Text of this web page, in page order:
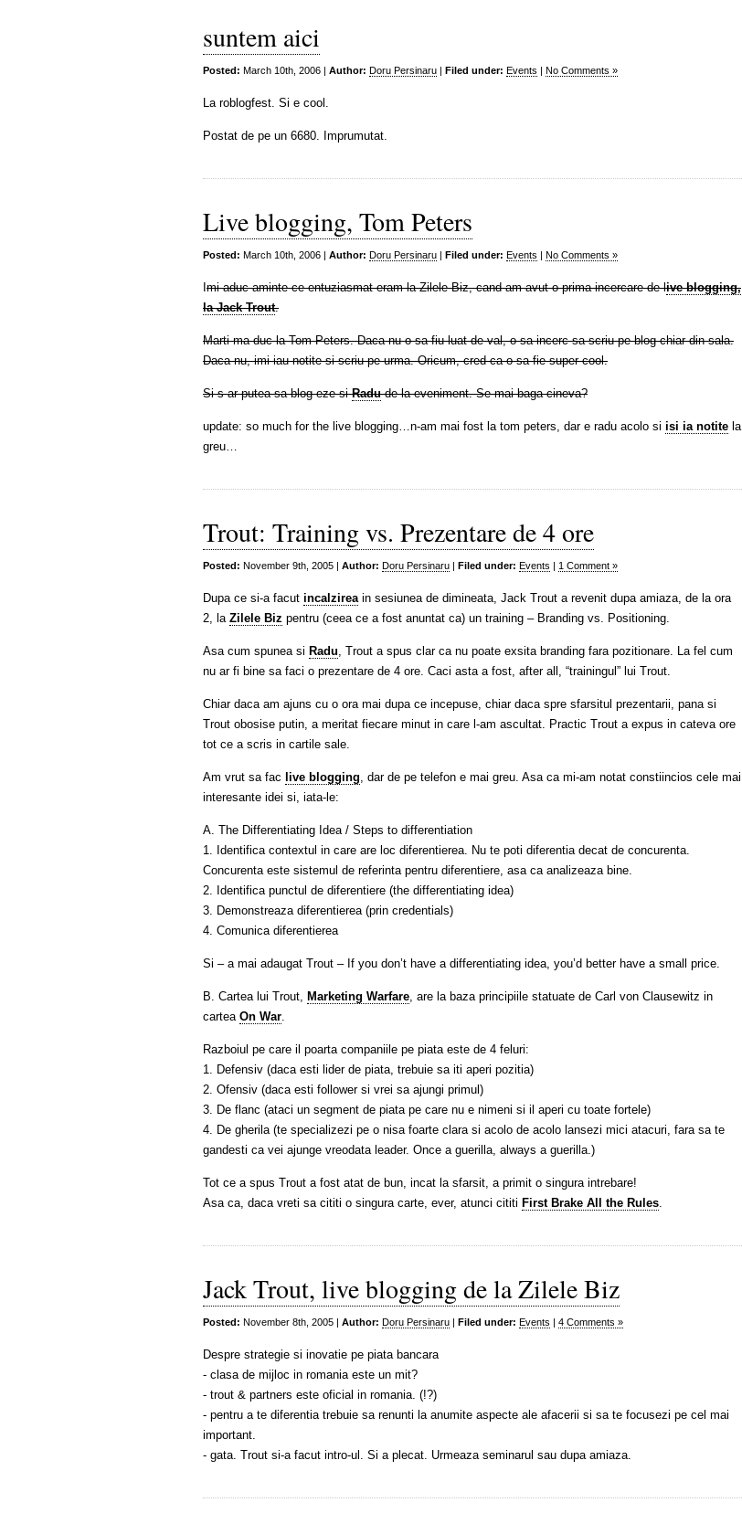
suntem aici
Posted: March 10th, 2006 | Author: Doru Persinaru | Filed under: Events | No Comments »
La roblogfest. Si e cool.
Postat de pe un 6680. Imprumutat.
Live blogging, Tom Peters
Posted: March 10th, 2006 | Author: Doru Persinaru | Filed under: Events | No Comments »
mi aduc aminte ce entuziasmat eram la Zilele Biz, cand am avut o prima incercare de live blogging,
la Jack Trout.
Marti ma duc la Tom Peters. Daca nu o sa fiu luat de val, o sa incerc sa scriu pe blog chiar din sala.
Daca nu, imi iau notite si scriu pe urma. Oricum, cred ca o sa fie super cool.
Si s-ar putea sa blog-eze siRadude la eveniment. Se mai baga cineva?
update: so much for the live blogging…n-am mai fost la tom peters, dar e radu acolo si isi ia notite la
greu…
Trout: Training vs. Prezentare de 4 ore
Posted: November 9th, 2005 | Author: Doru Persinaru | Filed under: Events | 1 Comment »
Dupa ce si-a facut incalzireain sesiunea de dimineata, Jack Trout a revenit dupa amiaza, de la ora
2, la Zilele Biz pentru (ceea ce a fost anuntat ca) un training – Branding vs. Positioning.
Asa cum spunea si Radu, Trout a spus clar ca nu poate exsita branding fara pozitionare. La fel cum
nu ar fi bine sa faci o prezentare de 4 ore. Caci asta a fost, after all, “trainingul” lui Trout.
Chiar daca am ajuns cu o ora mai dupa ce incepuse, chiar daca spre sfarsitul prezentarii, pana si
Trout obosise putin, a meritat fiecare minut in care l-am ascultat. Practic Trout a expus in cateva ore
tot ce a scris in cartile sale.
Am vrut sa fac live blogging, dar de pe telefon e mai greu. Asa ca mi-am notat constiincios cele mai
interesante idei si, iata-le:
A. The Differentiating Idea / Steps to differentiation
1. Identifica contextul in care are loc diferentierea. Nu te poti diferentia decat de concurenta.
Concurenta este sistemul de referinta pentru diferentiere, asa ca analizeaza bine.
2. Identifica punctul de diferentiere (the differentiating idea)
3. Demonstreaza diferentierea (prin credentials)
4. Comunica diferentierea
Si – a mai adaugat Trout – If you don’t have a differentiating idea, you’d better have a small price.
B. Cartea lui Trout, Marketing Warfare, are la baza principiile statuate de Carl von Clausewitz in
cartea On War.
Razboiul pe care il poarta companiile pe piata este de 4 feluri:
1. Defensiv (daca esti lider de piata, trebuie sa iti aperi pozitia)
2. Ofensiv (daca esti follower si vrei sa ajungi primul)
3. De flanc (ataci un segment de piata pe care nu e nimeni si il aperi cu toate fortele)
4. De gherila (te specializezi pe o nisa foarte clara si acolo de acolo lansezi mici atacuri, fara sa te
gandesti ca vei ajunge vreodata leader. Once a guerilla, always a guerilla.)
Tot ce a spus Trout a fost atat de bun, incat la sfarsit, a primit o singura intrebare!
Asa ca, daca vreti sa cititi o singura carte, ever, atunci cititi First Brake All the Rules.
Jack Trout, live blogging de la Zilele Biz
Posted: November 8th, 2005 | Author: Doru Persinaru | Filed under: Events | 4 Comments »
Despre strategie si inovatie pe piata bancara
- clasa de mijloc in romania este un mit?
- trout & partners este oficial in romania. (!?)
- pentru a te diferentia trebuie sa renunti la anumite aspecte ale afacerii si sa te focusezi pe cel mai
important.
- gata. Trout si-a facut intro-ul. Si a plecat. Urmeaza seminarul sau dupa amiaza.